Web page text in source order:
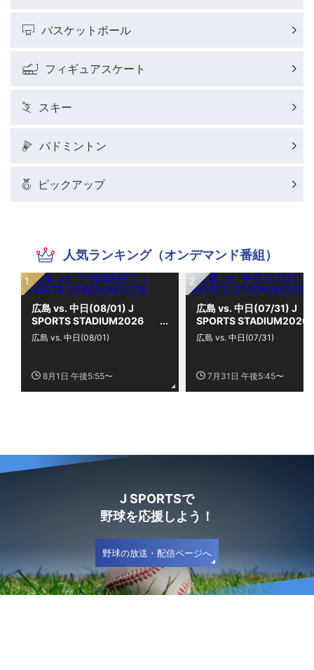
バスケットボール
フィギュアスケート
スキー
バドミントン
ピックアップ
人気ランキング（オンデマンド番組）
広島 vs. 中日(08/01) J
SPORTS STADIUM2026
8月1日 午後5:55〜
広島 vs. 中日(08/01)
広島 vs. 中日(07/31) J
SPORTS STADIUM2026
7月31日 午後5:45〜
広島 vs. 中日(07/31)
J SPORTSで
野球を応援しよう！
野球の放送・配信ページへ